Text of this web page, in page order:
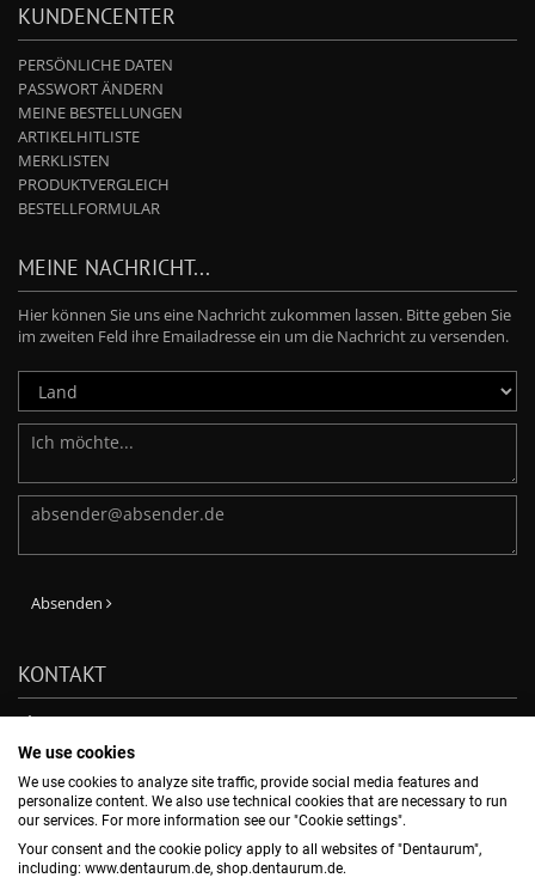
KUNDENCENTER
PERSÖNLICHE DATEN
PASSWORT ÄNDERN
MEINE BESTELLUNGEN
ARTIKELHITLISTE
MERKLISTEN
PRODUKTVERGLEICH
BESTELLFORMULAR
MEINE NACHRICHT...
Hier können Sie uns eine Nachricht zukommen lassen. Bitte geben Sie
im zweiten Feld ihre Emailadresse ein um die Nachricht zu versenden.
Absenden
KONTAKT
Phone: +49-7231-803-210
E-Mail:
verkauf@dentaurum.de
DENTAURUM GmbH & Co. KG
Turnstr. 31, 75228 Ispringen, -
NEWSLETTER ABBONNIEREN
We use cookies
We use cookies to analyze site traffic, provide social media features and
personalize content. We also use technical cookies that are necessary to run
our services. For more information see our "Cookie settings".
Your consent and the cookie policy apply to all websites of "Dentaurum",
including: www.dentaurum.de, shop.dentaurum.de.